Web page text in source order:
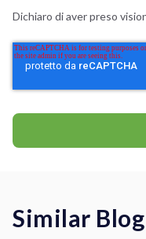
Dichiaro di aver preso
Similar